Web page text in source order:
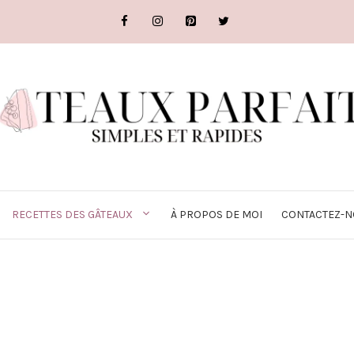
RECETTES DES GÂTEAUX À PROPOS DE MOI CONTACTEZ-